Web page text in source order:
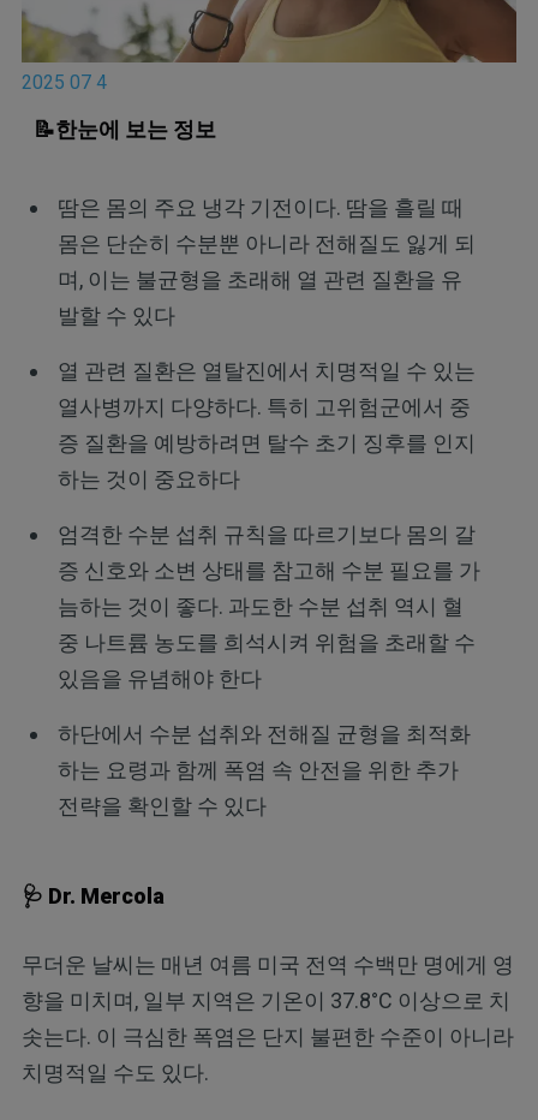
2025 07 4
📝한눈에 보는 정보
땀은 몸의 주요 냉각 기전이다. 땀을 흘릴 때
몸은 단순히 수분뿐 아니라 전해질도 잃게 되
며, 이는 불균형을 초래해 열 관련 질환을 유
발할 수 있다
열 관련 질환은 열탈진에서 치명적일 수 있는
열사병까지 다양하다. 특히 고위험군에서 중
증 질환을 예방하려면 탈수 초기 징후를 인지
하는 것이 중요하다
엄격한 수분 섭취 규칙을 따르기보다 몸의 갈
증 신호와 소변 상태를 참고해 수분 필요를 가
늠하는 것이 좋다. 과도한 수분 섭취 역시 혈
중 나트륨 농도를 희석시켜 위험을 초래할 수
있음을 유념해야 한다
하단에서 수분 섭취와 전해질 균형을 최적화
하는 요령과 함께 폭염 속 안전을 위한 추가
전략을 확인할 수 있다
🩺 Dr. Mercola
무더운 날씨는 매년 여름 미국 전역 수백만 명에게 영
향을 미치며, 일부 지역은 기온이 37.8°C 이상으로 치
솟는다. 이 극심한 폭염은 단지 불편한 수준이 아니라
치명적일 수도 있다.